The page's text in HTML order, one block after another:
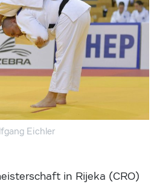
Eichler
in Rijeka (CRO)